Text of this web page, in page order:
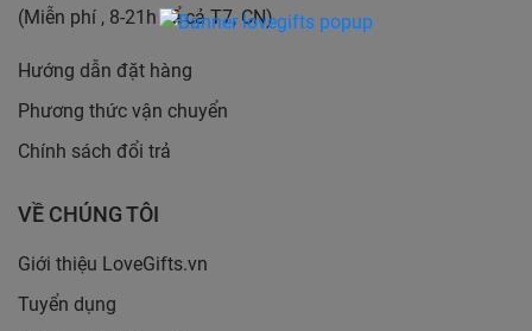
(Miễn phí , 8-21h kể cả T7, CN)
Hướng dẫn đặt hàng
Phương thức vận chuyển
Chính sách đổi trả
VỀ CHÚNG TÔI
Giới thiệu LoveGifts.vn
Tuyển dụng